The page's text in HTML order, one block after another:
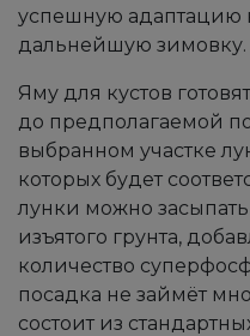
успешную адаптацию
дальнейшую зимовку.
Яму для кустов
до предполагаемой
выбранном участке
которых будет
лунки можно
изъятого грунта,
количество
посадка не займёт
состоит из